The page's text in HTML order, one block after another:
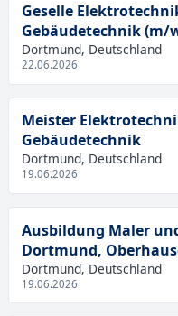
Geselle
Gebäudetechnik (m/
Dortmund, Deutschland
22.06.2026
Meister
Gebäudetechnik
Dortmund, Deutschland
19.06.2026
Ausbildung Maler
Dortmund,
Dortmund, Deutschland
19.06.2026